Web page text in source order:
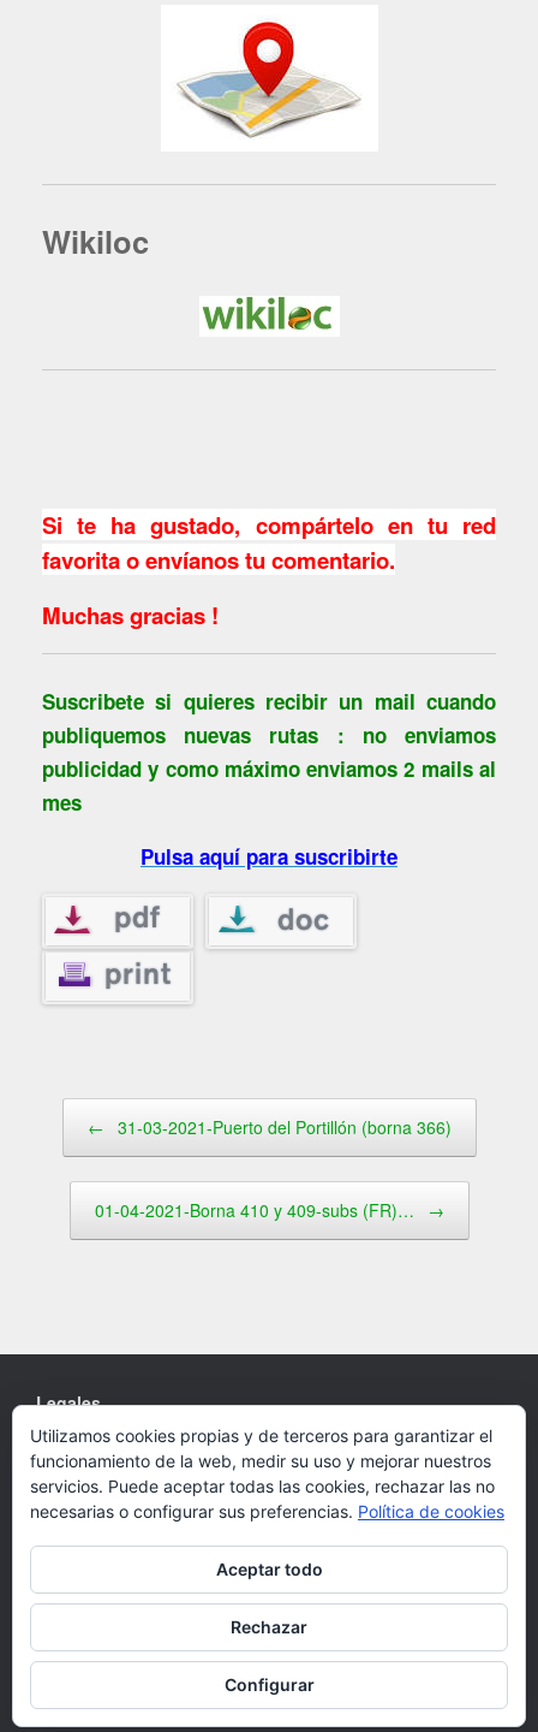
Wikiloc
Si te ha gustado, compártelo en tu red
favorita o envíanos tu comentario.
Muchas gracias !
Suscribete si quieres recibir un mail cuando
publiquemos nuevas rutas : no enviamos
publicidad y como máximo enviamos 2 mails al
mes
Pulsa aquí para suscribirte
← 31-03-2021-Puerto del Portillón (borna 366)
01-04-2021-Borna 410 y 409-subs (FR)… →
Legales
Cookies
Política de privacidad
Un Tema deSiteOrigin
Utilizamos cookies propias y de terceros para garantizar el
funcionamiento de la web, medir su uso y mejorar nuestros
servicios. Puede aceptar todas las cookies, rechazar las no
necesarias o configurar sus preferencias. Política de cookies
Aceptar todo
Rechazar
Configurar